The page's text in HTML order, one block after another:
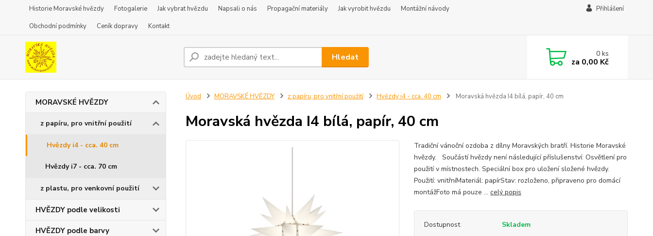
Historie Moravské hvězdy Fotogalerie Jak vybrat hvězdu Napsali o nás Propagační materiály Jak vyrobit hvězdu
Montážní návody
Obchodní podmínky
Ceník dopravy Kontakt
Přihlášení
Hledat 0ks
za 0,00 Kč
MORAVSKÉ HVĚZDY
z papíru, pro vnitřní použití
Hvězdy i4 - cca. 40 cm
Hvězdy i7 - cca. 70 cm
z plastu, pro venkovní použití
HVĚZDY podle velikosti
HVĚZDY podle barvy
Úvod MORAVSKÉ HVĚZDY z papíru, pro vnitřní použití Hvězdy i4 - cca. 40 cm Moravská hvězda I4 bílá, papír, 40 cm
Moravská hvězda I4 bílá, papír, 40 cm
Tradiční vánoční ozdoba z dílny Moravských bratří. Historie Moravské
hvězdy. Součástí hvězdy není následující příslušenství: Osvětlení pro
použití v místnostech. Speciální box pro uložení složené hvězdy.
Použití: vnitřníMateriál: papírStav: rozloženo, připraveno pro domácí
montážFoto má pouze ... celý popis
Dostupnost Skladem